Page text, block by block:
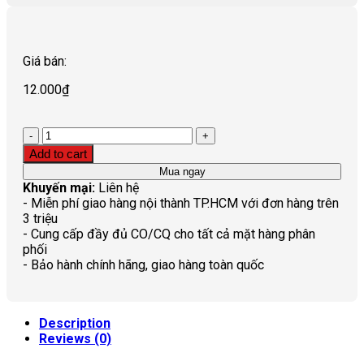
Giá bán:
12.000₫
Quantity
Add to cart
Mua ngay
Khuyến mại: Liên hệ
- Miễn phí giao hàng nội thành TP.HCM với đơn hàng trên
3 triệu
- Cung cấp đầy đủ CO/CQ cho tất cả mặt hàng phân
phối
- Bảo hành chính hãng, giao hàng toàn quốc
Description
Reviews (0)